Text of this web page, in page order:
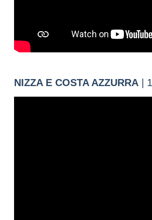
NIZZA E COSTA AZZURRA |